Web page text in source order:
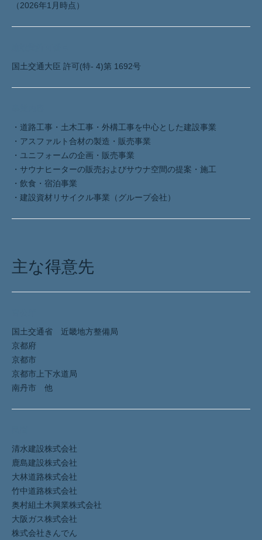
（2026年1月時点）
国土交通大臣 許可(特- 4)第 1692号
・道路工事・土木工事・外構工事を中心とした建設事業
・アスファルト合材の製造・販売事業
・ユニフォームの企画・販売事業
・サウナヒーターの販売およびサウナ空間の提案・施工
・飲食・宿泊事業
・建設資材リサイクル事業（グループ会社）
主な得意先
国土交通省 近畿地方整備局
京都府
京都市
京都市上下水道局
南丹市 他
清水建設株式会社
鹿島建設株式会社
大林道路株式会社
竹中道路株式会社
奥村組土木興業株式会社
大阪ガス株式会社
株式会社きんでん